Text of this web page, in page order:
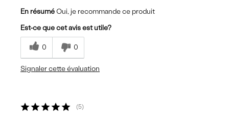
En résumé Oui, je recommande ce produit
Est-ce que cet avis est utile?
0 0
Signaler cette évaluation
5